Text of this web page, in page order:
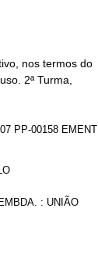
nos termos do
2ª Turma,
PP-00158 EMENT
: UNIÃO